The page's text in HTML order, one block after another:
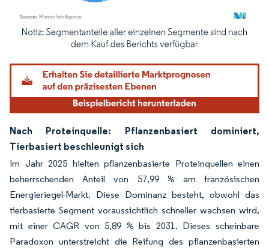
Bild © Mordor Intelligence. Wiederverwendung erfordert Namensnennung
Nach Proteinquelle: Pflanzenbasiert dominiert,
Tierbasiert beschleunigt sich
Im Jahr 2025 hielten pflanzenbasierte Proteinquellen einen
beherrschenden Anteil von 57,99 % am französischen
Energieriegel-Markt. Diese Dominanz besteht, obwohl das
tierbasierte Segment voraussichtlich schneller wachsen wird,
mit einer CAGR von 5,89 % bis 2031. Dieses scheinbare
Paradoxon unterstreicht die Reifung des pflanzenbasierten